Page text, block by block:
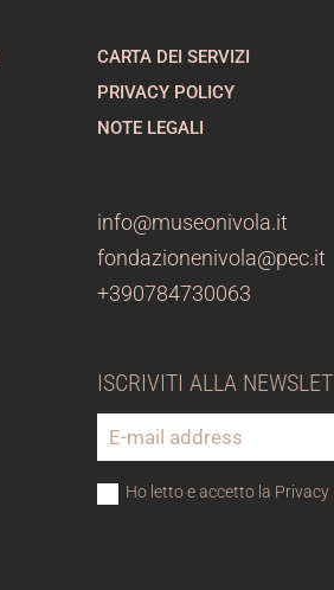
CARTA DEI SERVIZI
PRIVACY POLICY
NOTE LEGALI
info@museonivola.it
fondazionenivola@pec.it
+390784730063
ISCRIVITI ALLA
Ho letto e accetto la Privacy